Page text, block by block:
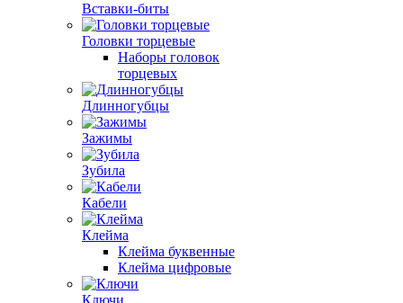
Вставки-биты
Головки торцевые
Наборы головок
торцевых
Длинногубцы
Зажимы
Зубила
Кабели
Клейма
Клейма буквенные
Клейма цифровые
Ключи